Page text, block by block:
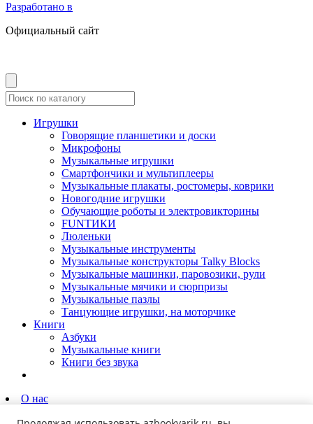
Разработано в
Официальный сайт
Игрушки
Говорящие планшетики и доски
Микрофоны
Музыкальные игрушки
Смартфончики и мультиплееры
Музыкальные плакаты, ростомеры, коврики
Новогодние игрушки
Обучающие роботы и электровикторины
FUNТИКИ
Люленьки
Музыкальные инструменты
Музыкальные конструкторы Talky Blocks
Музыкальные машинки, паровозики, рули
Музыкальные мячики и сюрпризы
Музыкальные пазлы
Танцующие игрушки, на моторчике
Книги
Азбуки
Музыкальные книги
Книги без звука
О нас